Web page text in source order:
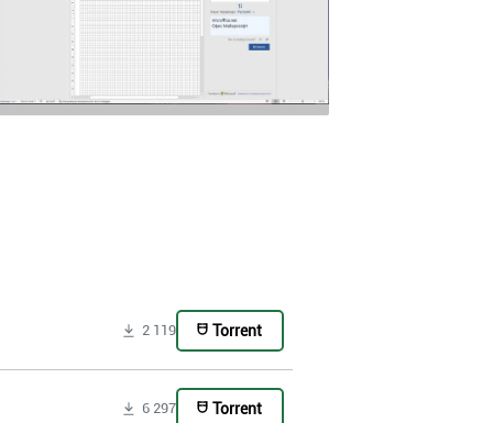
2 119 Torrent
6 297 Torrent